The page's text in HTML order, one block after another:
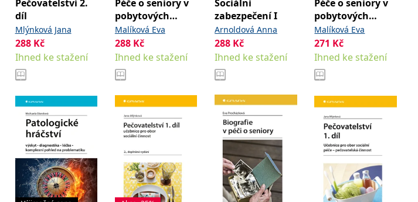
Pečovatelství 2.
díl
Mlýnková Jana
288 Kč
Ihned ke stažení
Péče o seniory v
pobytových
zařízeních
sociálních služeb
Malíková Eva
288 Kč
Ihned ke stažení
Sociální
zabezpečení I
Arnoldová Anna
288 Kč
Ihned ke stažení
Péče o seniory v
pobytových
sociálních
zařízeních
Malíková Eva
271 Kč
Ihned ke stažení